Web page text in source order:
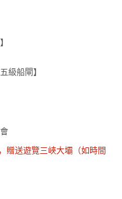
級船閘】
贈送遊覽三峽大壩（如時間